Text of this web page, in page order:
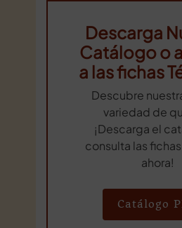
Descarga
Catálogo o
a las fichas
Descubre
variedad de
¡Descarga el
consulta las
ahora!
Catálogo